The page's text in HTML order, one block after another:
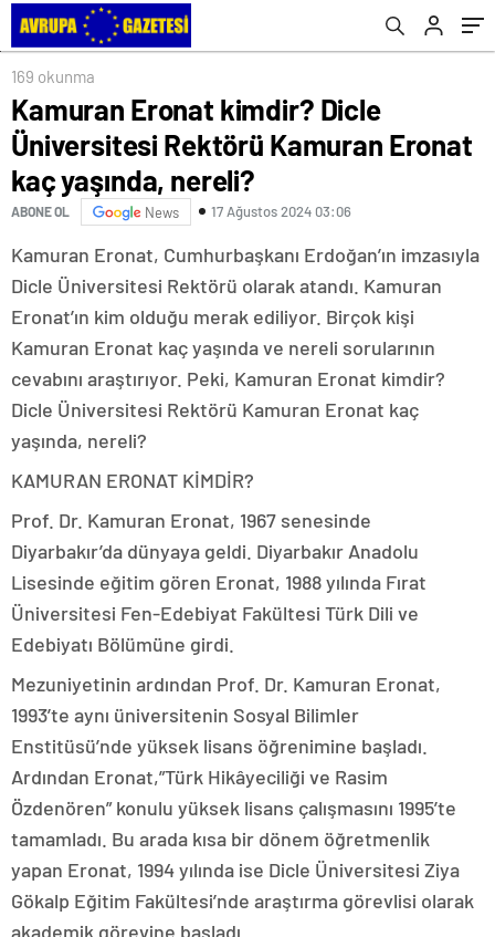
nereli?
169 okunma
Kamuran Eronat kimdir? Dicle
Üniversitesi Rektörü Kamuran Eronat
kaç yaşında, nereli?
ABONE OL News 17 Ağustos 2024 03:06
Kamuran Eronat, Cumhurbaşkanı Erdoğan’ın imzasıyla
Dicle Üniversitesi Rektörü olarak atandı. Kamuran
Eronat’ın kim olduğu merak ediliyor. Birçok kişi
Kamuran Eronat kaç yaşında ve nereli sorularının
cevabını araştırıyor. Peki, Kamuran Eronat kimdir?
Dicle Üniversitesi Rektörü Kamuran Eronat kaç
yaşında, nereli?
KAMURAN ERONAT KİMDİR?
Prof. Dr. Kamuran Eronat, 1967 senesinde
Diyarbakır’da dünyaya geldi. Diyarbakır Anadolu
Lisesinde eğitim gören Eronat, 1988 yılında Fırat
Üniversitesi Fen-Edebiyat Fakültesi Türk Dili ve
Edebiyatı Bölümüne girdi.
Mezuniyetinin ardından Prof. Dr. Kamuran Eronat,
1993’te aynı üniversitenin Sosyal Bilimler
Enstitüsü’nde yüksek lisans öğrenimine başladı.
Ardından Eronat,”Türk Hikâyeciliği ve Rasim
Özdenören” konulu yüksek lisans çalışmasını 1995’te
tamamladı. Bu arada kısa bir dönem öğretmenlik
yapan Eronat, 1994 yılında ise Dicle Üniversitesi Ziya
Gökalp Eğitim Fakültesi’nde araştırma görevlisi olarak
akademik görevine başladı.